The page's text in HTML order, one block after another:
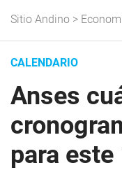
Sitio Andino >
CALENDARIO
Anses
para